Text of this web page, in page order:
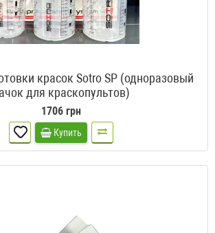
красок Sotro SP (одноразовый
для краскопультов)
1706 грн
Купить